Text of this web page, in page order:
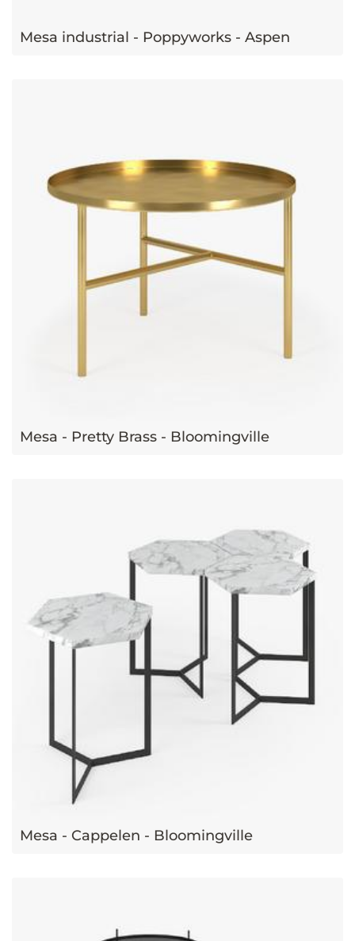
Mesa industrial - Poppyworks - Aspen
Mesa - Pretty Brass - Bloomingville
Mesa - Cappelen - Bloomingville